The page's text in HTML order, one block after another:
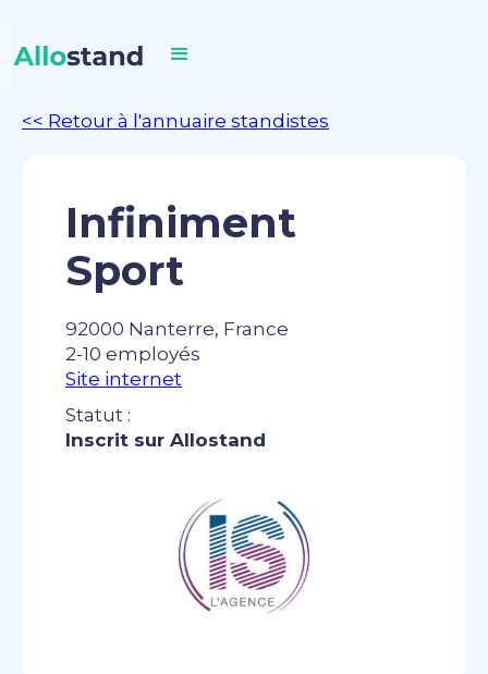
<< Retour à l'annuaire standistes
Infiniment
Sport
92000 Nanterre, France
2-10 employés
Site internet
Statut :
Inscrit sur Allostand